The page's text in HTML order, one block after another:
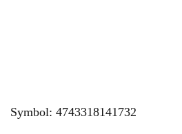
Symbol: 4743318141732